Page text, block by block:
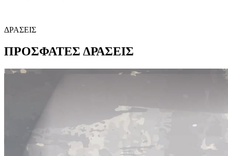
ΔΡΑΣΕΙΣ
ΠΡΟΣΦΑΤΕΣ ΔΡΑΣΕΙΣ